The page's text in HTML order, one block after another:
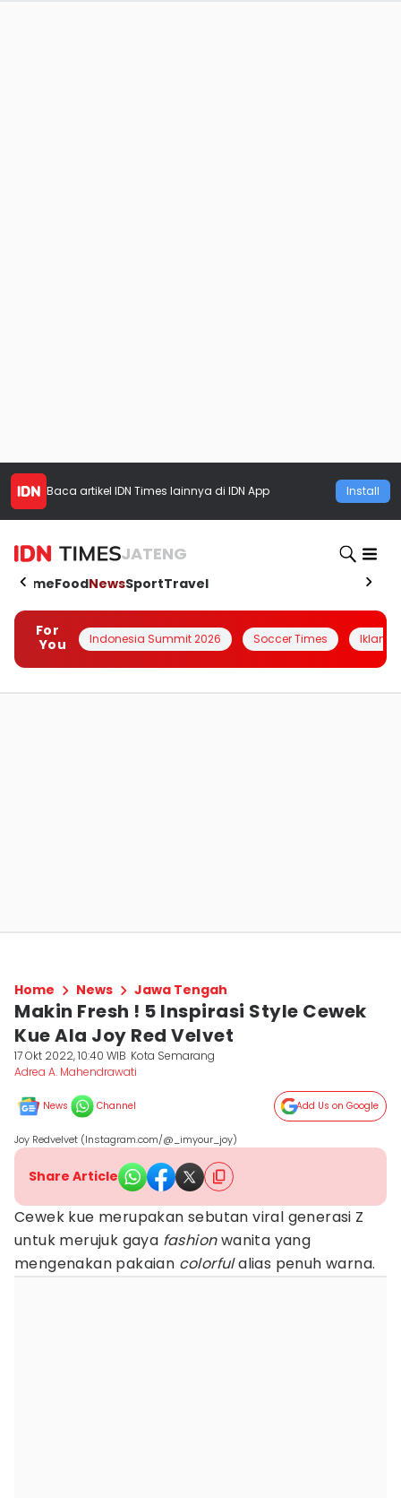
Baca artikel IDN Times lainnya di IDN App Install
JATENG
HomeFoodNewsSportTravel
For
You
Indonesia Summit 2026 Soccer Times Iklanin
Home News Jawa Tengah
Makin Fresh ! 5 Inspirasi Style Cewek
Kue Ala Joy Red Velvet
17 Okt 2022, 10:40 WIB Kota Semarang
Adrea A. Mahendrawati
News Channel Add Us on Google
Joy Redvelvet (Instagram.com/@_imyour_joy)
Share Article
Cewek kue merupakan sebutan viral generasi Z
untuk merujuk gaya fashionwanita yang
mengenakan pakaian colorfulalias penuh warna.